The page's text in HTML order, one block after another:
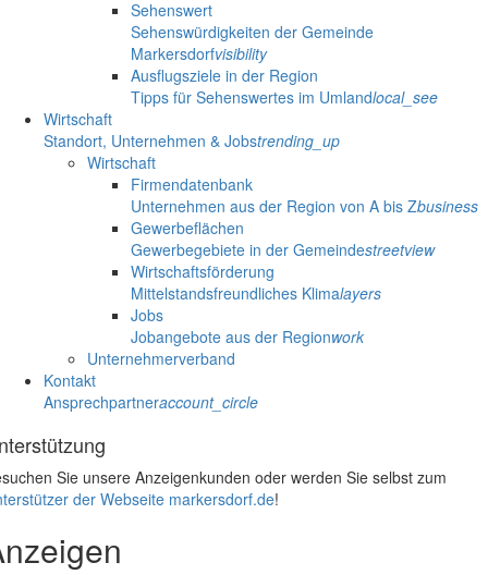
Sehenswert
Sehenswürdigkeiten der Gemeinde
Markersdorfvisibility
Ausflugsziele in der Region
Tipps für Sehenswertes im Umlandlocal_see
Wirtschaft
Standort, Unternehmen & Jobstrending_up
Wirtschaft
Firmendatenbank
Unternehmen aus der Region von A bis Zbusiness
Gewerbeflächen
Gewerbegebiete in der Gemeindestreetview
Wirtschaftsförderung
Mittelstandsfreundliches Klimalayers
Jobs
Jobangebote aus der Regionwork
Unternehmerverband
Kontakt
Ansprechpartneraccount_circle
Sie unsere Anzeigenkunden oder werden Sie selbst zum
der Webseite markersdorf.de!